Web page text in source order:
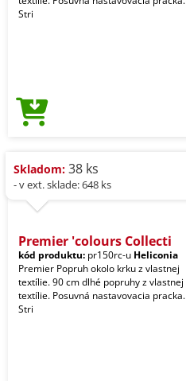
Stri
Skladom: 38 ks
- v ext. sklade: 648 ks
Premier 'colours Collecti
kód produktu: pr150rc-u Heliconia
Premier Popruh okolo krku z vlastnej
textílie. 90 cm dlhé popruhy z vlastnej
textílie. Posuvná nastavovacia pracka.
Stri